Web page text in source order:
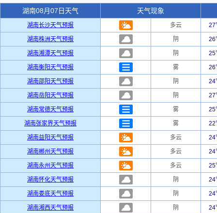
湖南08月07日天气 天气现象
湖南长沙天气预报 多云
湖南株洲天气预报 阴
湖南湘潭天气预报 阴
湖南衡阳天气预报 雾
湖南邵阳天气预报 阴
湖南岳阳天气预报 阴
湖南常德天气预报 雾
湖南张家界天气预报 雾
湖南益阳天气预报 多云
湖南郴州天气预报 多云
湖南永州天气预报 多云
湖南怀化天气预报 阴
湖南娄底天气预报 阴
湖南湘西天气预报 阴